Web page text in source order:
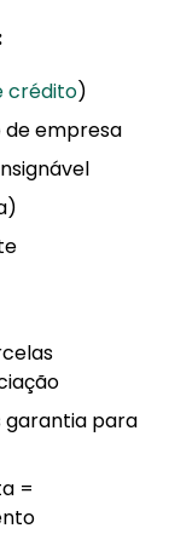
crédito)
de empresa
garantia para
=